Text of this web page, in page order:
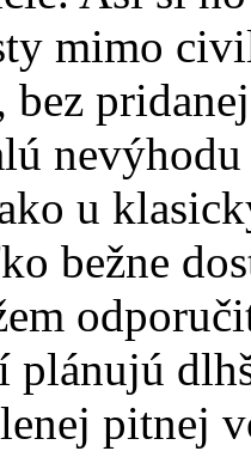
mimo
u
bežne
plánujú
pitnej